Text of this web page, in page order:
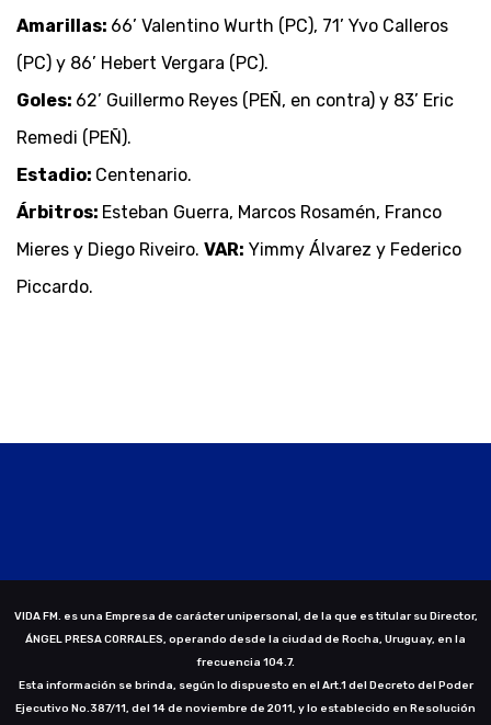
Amarillas: 66’ Valentino Wurth (PC), 71’ Yvo Calleros
(PC) y 86’ Hebert Vergara (PC).
Goles: 62’ Guillermo Reyes (PEÑ, en contra) y 83’ Eric
Remedi (PEÑ).
Estadio: Centenario.
Árbitros: Esteban Guerra, Marcos Rosamén, Franco
Mieres y Diego Riveiro. VAR: Yimmy Álvarez y Federico
Piccardo.
VIDA FM. es una Empresa de carácter unipersonal, de la que es titular su Director,
ÁNGEL PRESA CORRALES, operando desde la ciudad de Rocha, Uruguay, en la
frecuencia 104.7.
Esta información se brinda, según lo dispuesto en el Art.1 del Decreto del Poder
Ejecutivo No.387/11, del 14 de noviembre de 2011, y lo establecido en Resolución